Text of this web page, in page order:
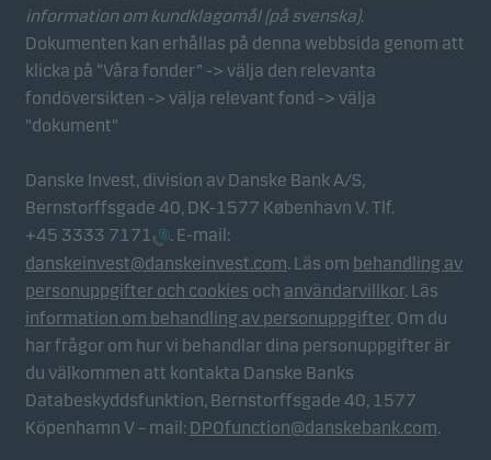
information om kundklagomål (på svenska).
Dokumenten kan erhållas på denna webbsida genom att
klicka på “Våra fonder” -> välja den relevanta
fondöversikten -> välja relevant fond -> välja
"dokument"
Danske Invest, division av Danske Bank A/S,
Bernstorffsgade 40, DK-1577 København V. Tlf.
+45 3333 7171
. E-mail:
danskeinvest@danskeinvest.com. Läs om behandling av
personuppgifter och cookies och användarvillkor. Läs
information om behandling av personuppgifter. Om du
har frågor om hur vi behandlar dina personuppgifter är
du välkommen att kontakta Danske Banks
Databeskyddsfunktion, Bernstorffsgade 40, 1577
Köpenhamn V – mail: DPOfunction@danskebank.com.